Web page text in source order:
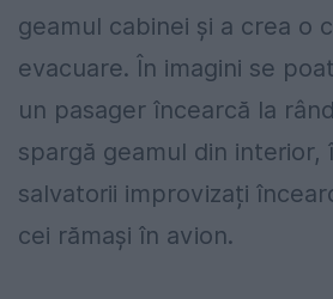
geamul cabinei și a crea o
evacuare. În imagini se
un pasager încearcă la
spargă geamul din interior,
salvatorii improvizați
cei rămași în avion.